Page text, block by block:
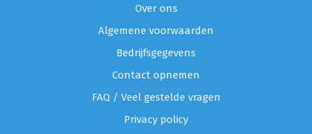
Over ons
Algemene voorwaarden
Bedrijfsgegevens
Contact opnemen
FAQ / Veel gestelde vragen
Privacy policy